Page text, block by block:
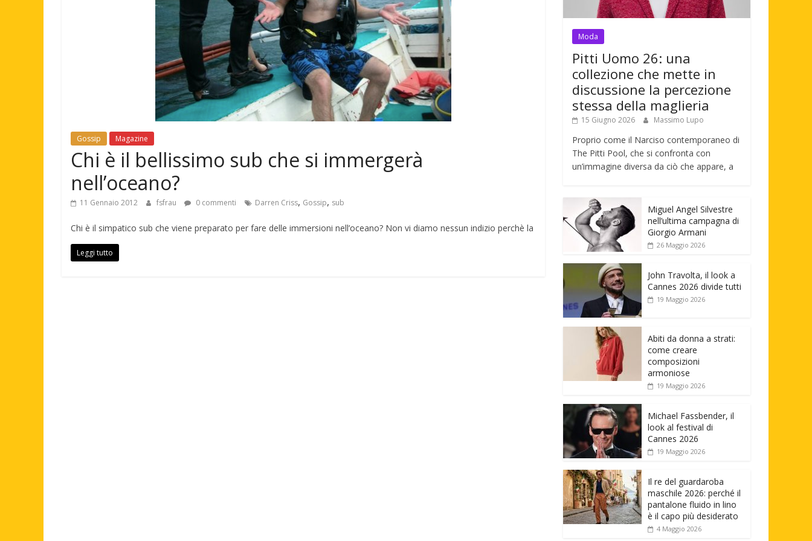
Gossip Magazine
Chi è il bellissimo sub che si immergerà
nell’oceano?
11 Gennaio 2012 fsfrau 0 commenti Darren Criss, Gossip, sub
Chi è il simpatico sub che viene preparato per fare delle immersioni nell’oceano? Non vi diamo nessun indizio perchè la
Leggi tutto
Moda
Pitti Uomo 26: una
collezione che mette in
discussione la percezione
stessa della maglieria
15 Giugno 2026 Massimo Lupo
Proprio come il Narciso contemporaneo di
The Pitti Pool, che si confronta con
un’immagine diversa da ciò che appare, a
Miguel Angel Silvestre
nell’ultima campagna di
Giorgio Armani
26 Maggio 2026
John Travolta, il look a
Cannes 2026 divide tutti
19 Maggio 2026
Abiti da donna a strati:
come creare
composizioni
armoniose
19 Maggio 2026
Michael Fassbender, il
look al festival di
Cannes 2026
19 Maggio 2026
Il re del guardaroba
maschile 2026: perché il
pantalone fluido in lino
è il capo più desiderato
4 Maggio 2026